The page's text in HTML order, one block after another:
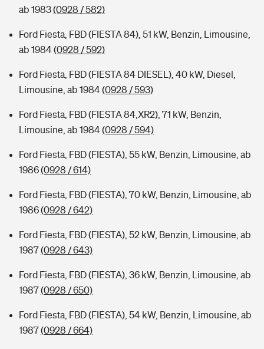
ab 1983(0928 / 582)
Ford Fiesta, FBD (FIESTA 84), 51 kW, Benzin, Limousine,
ab 1984(0928 / 592)
Ford Fiesta, FBD (FIESTA 84 DIESEL), 40 kW, Diesel,
Limousine, ab 1984(0928 / 593)
Ford Fiesta, FBD (FIESTA 84,XR2), 71 kW, Benzin,
Limousine, ab 1984(0928 / 594)
Ford Fiesta, FBD (FIESTA), 55 kW, Benzin, Limousine, ab
1986(0928 / 614)
Ford Fiesta, FBD (FIESTA), 70 kW, Benzin, Limousine, ab
1986(0928 / 642)
Ford Fiesta, FBD (FIESTA), 52 kW, Benzin, Limousine, ab
1987(0928 / 643)
Ford Fiesta, FBD (FIESTA), 36 kW, Benzin, Limousine, ab
1987(0928 / 650)
Ford Fiesta, FBD (FIESTA), 54 kW, Benzin, Limousine, ab
1987(0928 / 664)